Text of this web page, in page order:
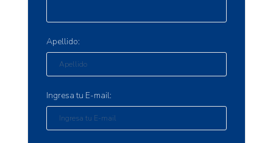
Apellido:
Ingresa tu E-mail: